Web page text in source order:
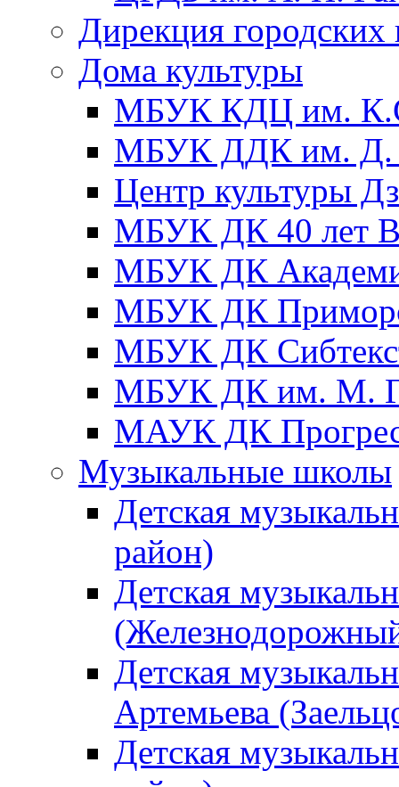
Дирекция городских
Дома культуры
МБУК КДЦ им.
МБУК ДДК им. Д.
Центр культуры
МБУК ДК 40 лет
МБУК ДК
МБУК ДК
МБУК ДК
МБУК ДК им. М.
МАУК ДК
Музыкальные школы
Детская
район)
Детская
Детская
Артемьева
Детская